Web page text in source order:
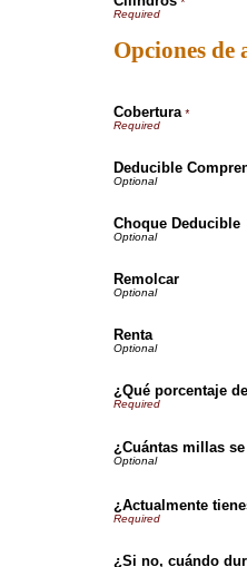
Opciones de
Cobertura *
Deducible
Choque Deducible
Remolcar
Renta
¿Qué porcentaje
¿Cuántas millas
¿Actualmente
¿Si no, cuándo